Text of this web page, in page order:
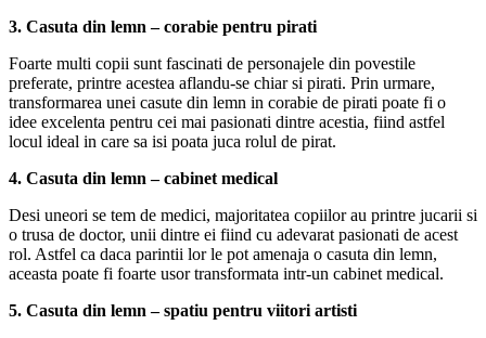
3. Casuta din lemn – corabie pentru pirati
Foarte multi copii sunt fascinati de personajele din povestile
preferate, printre acestea aflandu-se chiar si pirati. Prin urmare,
transformarea unei casute din lemn in corabie de pirati poate fi o
idee excelenta pentru cei mai pasionati dintre acestia, fiind astfel
locul ideal in care sa isi poata juca rolul de pirat.
4. Casuta din lemn – cabinet medical
Desi uneori se tem de medici, majoritatea copiilor au printre jucarii si
o trusa de doctor, unii dintre ei fiind cu adevarat pasionati de acest
rol. Astfel ca daca parintii lor le pot amenaja o casuta din lemn,
aceasta poate fi foarte usor transformata intr-un cabinet medical.
5. Casuta din lemn – spatiu pentru viitori artisti